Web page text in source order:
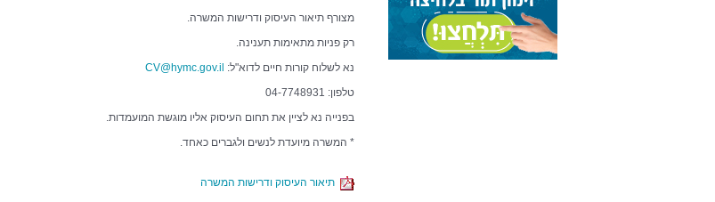
מצורף תיאור העיסוק ודרישות המשרה.
רק פניות מתאימות תענינה.
נא לשלוח קורות חיים לדוא"ל: CV@hymc.gov.il
טלפון: 04-7748931
בפנייה נא לציין את תחום העיסוק אליו מוגשת המועמדות.
* המשרה מיועדת לנשים ולגברים כאחד.
תיאור העיסוק ודרישות המשרה